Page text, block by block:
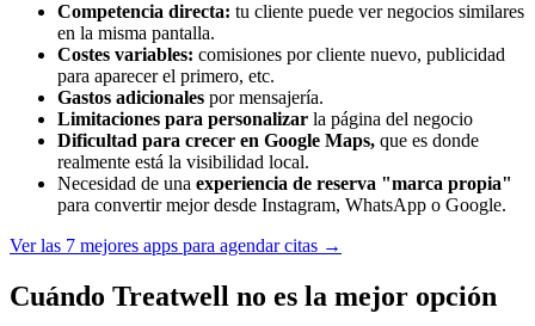
Competencia directa: tu cliente puede ver negocios similares
en la misma pantalla.
Costes variables: comisiones por cliente nuevo, publicidad
para aparecer el primero, etc.
Gastos adicionales por mensajería.
Limitaciones para personalizar la página del negocio
Dificultad para crecer en Google Maps, que es donde
realmente está la visibilidad local.
Necesidad de una experiencia de reserva "marca propia"
para convertir mejor desde Instagram, WhatsApp o Google.
Ver las 7 mejores apps para agendar citas →
Cuándo Treatwell no es la mejor opción